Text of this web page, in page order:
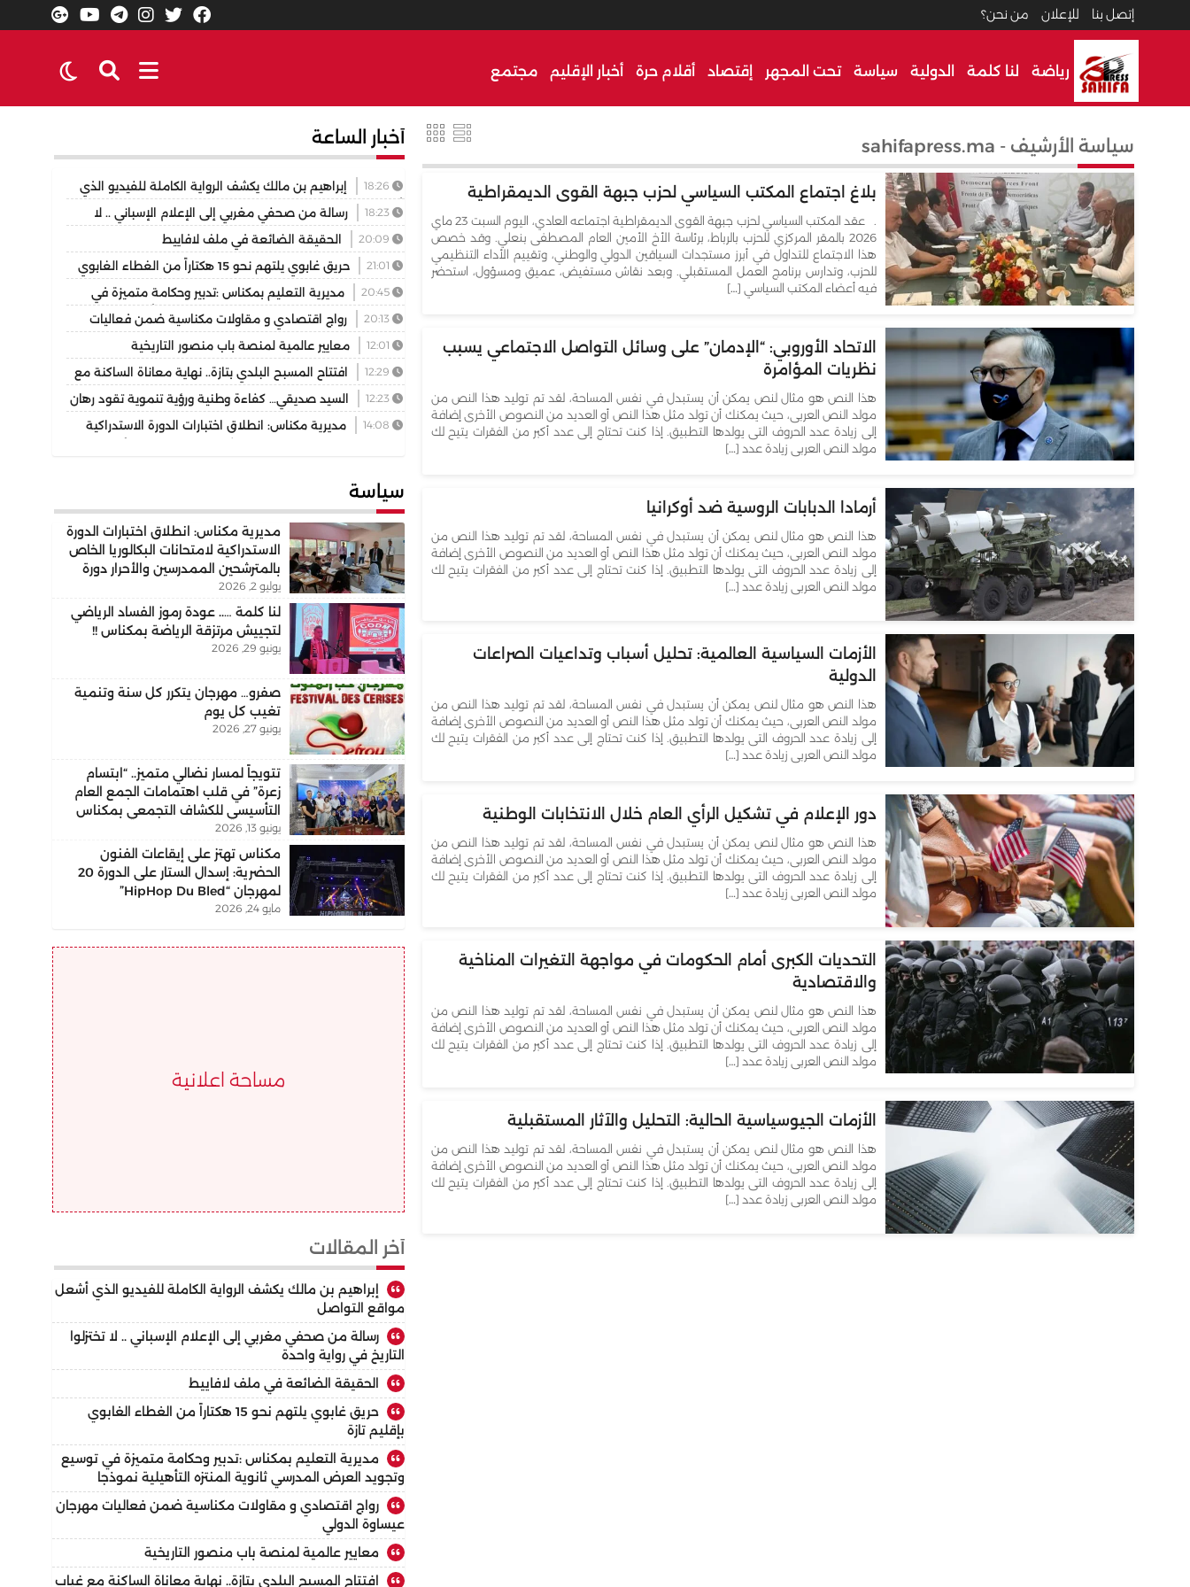
إتصل بنا للإعلان من نحن؟
رياضة لنا كلمة الدولية سياسة تحت المجهر إقتصاد أقلام حرة أخبار الإقليم مجتمع
سياسة الأرشيف - sahifapress.ma
بلاغ اجتماع المكتب السياسي لحزب جبهة القوى الديمقراطية
. عقد المكتب السياسي لحزب جبهة القوى الديمقراطية اجتماعه العادي، اليوم السبت 23 ماي
2026 بالمقر المركزي للحزب بالرباط، برئاسة الأخ الأمين العام المصطفى بنعلي. وقد خصص
هذا الاجتماع للتداول في أبرز مستجدات السياقين الدولي والوطني، وتقييم الأداء التنظيمي
للحزب، وتدارس برنامج العمل المستقبلي. وبعد نقاش مستفيض، عميق ومسؤول، استحضر
فيه أعضاء المكتب السياسي […]
الاتحاد الأوروبي: “الإدمان” على وسائل التواصل الاجتماعي يسبب
نظريات المؤامرة
هذا النص هو مثال لنص يمكن أن يستبدل في نفس المساحة، لقد تم توليد هذا النص من
مولد النص العربى، حيث يمكنك أن تولد مثل هذا النص أو العديد من النصوص الأخرى إضافة
إلى زيادة عدد الحروف التى يولدها التطبيق. إذا كنت تحتاج إلى عدد أكبر من الفقرات يتيح لك
مولد النص العربى زيادة عدد […]
أرمادا الدبابات الروسية ضد أوكرانيا
هذا النص هو مثال لنص يمكن أن يستبدل في نفس المساحة، لقد تم توليد هذا النص من
مولد النص العربى، حيث يمكنك أن تولد مثل هذا النص أو العديد من النصوص الأخرى إضافة
إلى زيادة عدد الحروف التى يولدها التطبيق. إذا كنت تحتاج إلى عدد أكبر من الفقرات يتيح لك
مولد النص العربى زيادة عدد […]
الأزمات السياسية العالمية: تحليل أسباب وتداعيات الصراعات
الدولية
هذا النص هو مثال لنص يمكن أن يستبدل في نفس المساحة، لقد تم توليد هذا النص من
مولد النص العربى، حيث يمكنك أن تولد مثل هذا النص أو العديد من النصوص الأخرى إضافة
إلى زيادة عدد الحروف التى يولدها التطبيق. إذا كنت تحتاج إلى عدد أكبر من الفقرات يتيح لك
مولد النص العربى زيادة عدد […]
دور الإعلام في تشكيل الرأي العام خلال الانتخابات الوطنية
هذا النص هو مثال لنص يمكن أن يستبدل في نفس المساحة، لقد تم توليد هذا النص من
مولد النص العربى، حيث يمكنك أن تولد مثل هذا النص أو العديد من النصوص الأخرى إضافة
إلى زيادة عدد الحروف التى يولدها التطبيق. إذا كنت تحتاج إلى عدد أكبر من الفقرات يتيح لك
مولد النص العربى زيادة عدد […]
التحديات الكبرى أمام الحكومات في مواجهة التغيرات المناخية
والاقتصادية
هذا النص هو مثال لنص يمكن أن يستبدل في نفس المساحة، لقد تم توليد هذا النص من
مولد النص العربى، حيث يمكنك أن تولد مثل هذا النص أو العديد من النصوص الأخرى إضافة
إلى زيادة عدد الحروف التى يولدها التطبيق. إذا كنت تحتاج إلى عدد أكبر من الفقرات يتيح لك
مولد النص العربى زيادة عدد […]
الأزمات الجيوسياسية الحالية: التحليل والآثار المستقبلية
هذا النص هو مثال لنص يمكن أن يستبدل في نفس المساحة، لقد تم توليد هذا النص من
مولد النص العربى، حيث يمكنك أن تولد مثل هذا النص أو العديد من النصوص الأخرى إضافة
إلى زيادة عدد الحروف التى يولدها التطبيق. إذا كنت تحتاج إلى عدد أكبر من الفقرات يتيح لك
مولد النص العربى زيادة عدد […]
أخبار الساعة
إبراهيم بن مالك يكشف الرواية الكاملة للفيديو الذي
أشعل مواقع التواصل
18:23
رسالة من صحفي مغربي إلى الإعلام الإسباني .. لا
تختزلوا التاريخ في رواية واحدة
الحقيقة الضائعة في ملف لافاييط
حريق غابوي يلتهم نحو 15 هكتاراً من الغطاء الغابوي
بإقليم تازة
20:45
مديرية التعليم بمكناس :تدبير وحكامة متميزة في
توسيع وتجويد العرض المدرسي ثانوية المنتزه التأهيلية نموذجا
20:13
رواج اقتصادي و مقاولات مكناسية ضمن فعاليات
مهرجان عيساوة الدولي
معايير عالمية لمنصة باب منصور التاريخية
افتتاح المسبح البلدي بتازة.. نهاية معاناة الساكنة مع
غياب فضاء السباحة الوحيد
12:23
السيد صديقي… كفاءة وطنية ورؤية تنموية تقود رهان
التجمع الوطني للأحرار بإقليم بركان
مديرية مكناس: انطلاق اختبارات الدورة الاستدراكية
سياسة
مديرية مكناس: انطلاق اختبارات الدورة
الاستدراكية لامتحانات البكالوريا الخاص
بالمترشحين الممدرسين والأحرار دورة
2026
يوليو 2, 2026
لنا كلمة ….. عودة رموز الفساد الرياضي
لتجييش مرتزقة الرياضة بمكناس !!
يونيو 29, 2026
صفرو… مهرجان يتكرر كل سنة وتنمية
تغيب كل يوم
يونيو 27, 2026
تتويجاً لمسار نضالي متميز.. “ابتسام
زعرة” في قلب اهتمامات الجمع العام
التأسيسي للكشاف التجمعي بمكناس
يونيو 13, 2026
مكناس تهتز على إيقاعات الفنون
الحضرية: إسدال الستار على الدورة 20
لمهرجان “HipHop Du Bled”
مايو 24, 2026
مساحة اعلانية
أخر المقالات
إبراهيم بن مالك يكشف الرواية الكاملة للفيديو الذي أشعل
مواقع التواصل
رسالة من صحفي مغربي إلى الإعلام الإسباني .. لا تختزلوا
التاريخ في رواية واحدة
الحقيقة الضائعة في ملف لافاييط
حريق غابوي يلتهم نحو 15 هكتاراً من الغطاء الغابوي
بإقليم تازة
مديرية التعليم بمكناس :تدبير وحكامة متميزة في توسيع
وتجويد العرض المدرسي ثانوية المنتزه التأهيلية نموذجا
رواج اقتصادي و مقاولات مكناسية ضمن فعاليات مهرجان
عيساوة الدولي
معايير عالمية لمنصة باب منصور التاريخية
افتتاح المسبح البلدي بتازة.. نهاية معاناة الساكنة مع غياب